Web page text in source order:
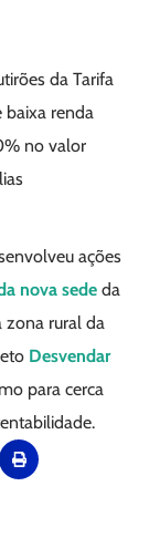
da Tarifa
baixa renda
no valor
ações
nova sede da
zona rural da
Desvendar
para cerca